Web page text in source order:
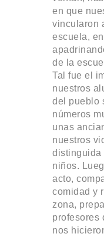
en que
vincularon
escuela,
de la
Tal fue el
nuestros
del pueblo
números
unas
nuestros
distinguida
niños.
acto,
comidad y
zona,
profesores
nos